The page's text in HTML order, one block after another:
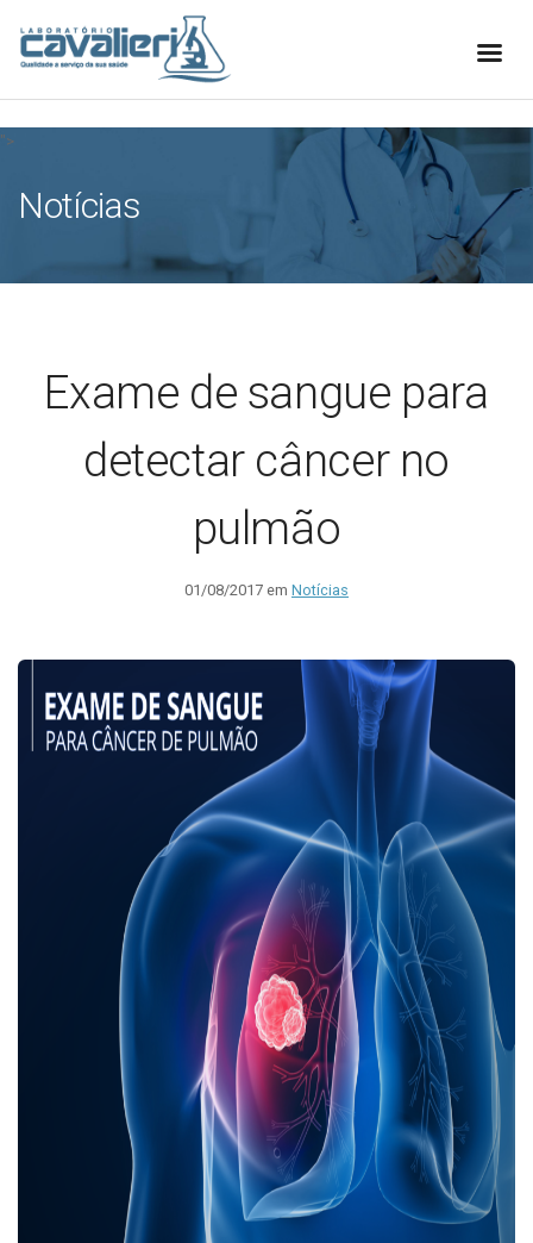
[elfsight_whatsapp_chat id="1"]
">
Notícias
Exame de sangue para
detectar câncer no
pulmão
01/08/2017 em Notícias